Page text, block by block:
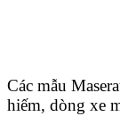
Các mẫu
hiếm, dòng xe